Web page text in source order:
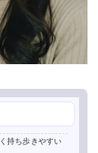
持ち歩きやすい